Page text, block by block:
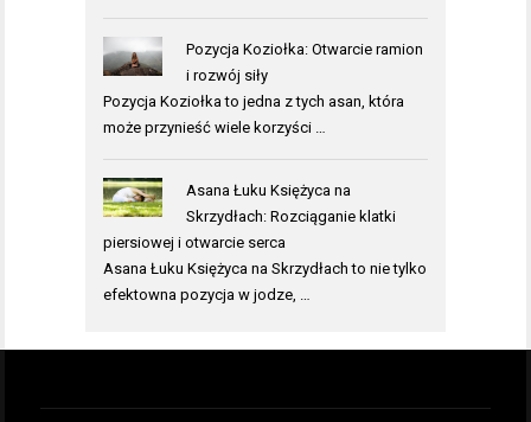
Pozycja Koziołka: Otwarcie ramion
i rozwój siły
Pozycja Koziołka to jedna z tych asan, która
może przynieść wiele korzyści …
Asana Łuku Księżyca na
Skrzydłach: Rozciąganie klatki
piersiowej i otwarcie serca
Asana Łuku Księżyca na Skrzydłach to nie tylko
efektowna pozycja w jodze, …